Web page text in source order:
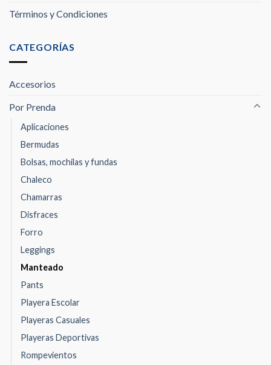
Términos y Condiciones
CATEGORÍAS
Accesorios
Por Prenda
Aplicaciones
Bermudas
Bolsas, mochilas y fundas
Chaleco
Chamarras
Disfraces
Forro
Leggings
Manteado
Pants
Playera Escolar
Playeras Casuales
Playeras Deportivas
Rompevientos